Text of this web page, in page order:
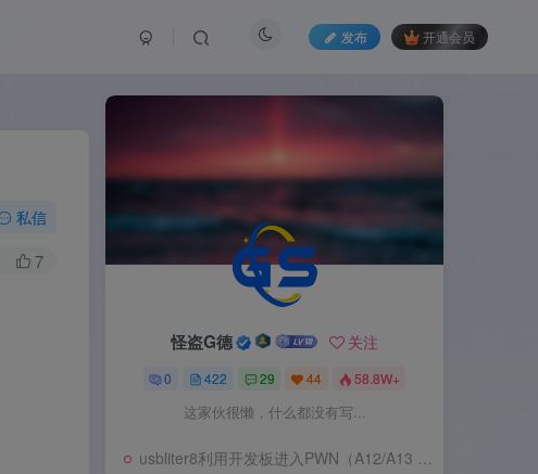
发布 开通会员
私信
7
怪盗G德 关注
0 422 29 44 58.8W+
这家伙很懒，什么都没有写...
usbliter8利用开发板进入PWN（A12/A13 SecureROM 漏洞利用）